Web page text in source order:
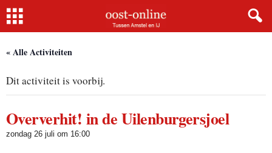
Home
« Alle Activiteiten
Dit activiteit is voorbij.
Oververhit! in de Uilenburgersjoel
zondag 26 juli om 16:00